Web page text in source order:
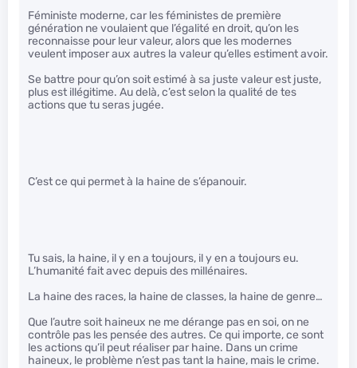
Féministe moderne, car les féministes de première
génération ne voulaient que l’égalité en droit, qu’on les
reconnaisse pour leur valeur, alors que les modernes
veulent imposer aux autres la valeur qu’elles estiment avoir.
Se battre pour qu’on soit estimé à sa juste valeur est juste,
plus est illégitime. Au delà, c’est selon la qualité de tes
actions que tu seras jugée.
C’est ce qui permet à la haine de s’épanouir.
Tu sais, la haine, il y en a toujours, il y en a toujours eu.
L’humanité fait avec depuis des millénaires.
La haine des races, la haine de classes, la haine de genre…
Que l’autre soit haineux ne me dérange pas en soi, on ne
contrôle pas les pensée des autres. Ce qui importe, ce sont
les actions qu’il peut réaliser par haine. Dans un crime
haineux, le problème n’est pas tant la haine, mais le crime.